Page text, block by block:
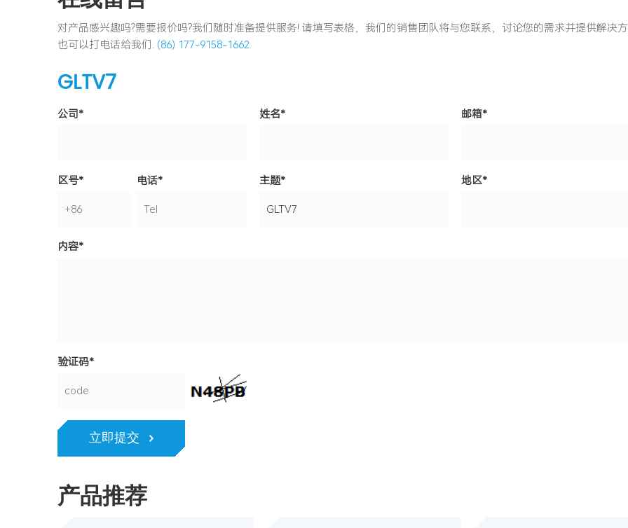
对产品感兴趣吗?需要报价吗?我们随时准备提供服务! 请填写表格，我们的销售团队将与您联系，讨论您的需求并提供解决
也可以打电话给我们. (86) 177-9158-1662.
GLTV7
公司* 姓名* 邮箱*
区号* 电话* 主题* 地区*
内容*
验证码*
立即提交
产品推荐